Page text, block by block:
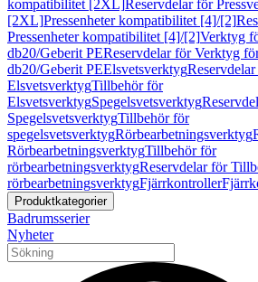
kompatibilitet [2XL]Reservdelar för
[2XL]Pressenheter kompatibilitet [4]/[2]
Pressenheter kompatibilitet [4]/[2]Verktyg
db20/Geberit PEReservdelar för Verktyg
db20/Geberit PEElsvetsverktyg
ElsvetsverktygTillbehör för
ElsvetsverktygSpegelsvetsverktyg
SpegelsvetsverktygTillbehör för
spegelsvetsverktygRörbearbetningsverktyg
RörbearbetningsverktygTillbehör för
rörbearbetningsverktygReservdelar för
rörbearbetningsverktygFjärrkontroller
Produktkategorier
Badrumsserier
Nyheter